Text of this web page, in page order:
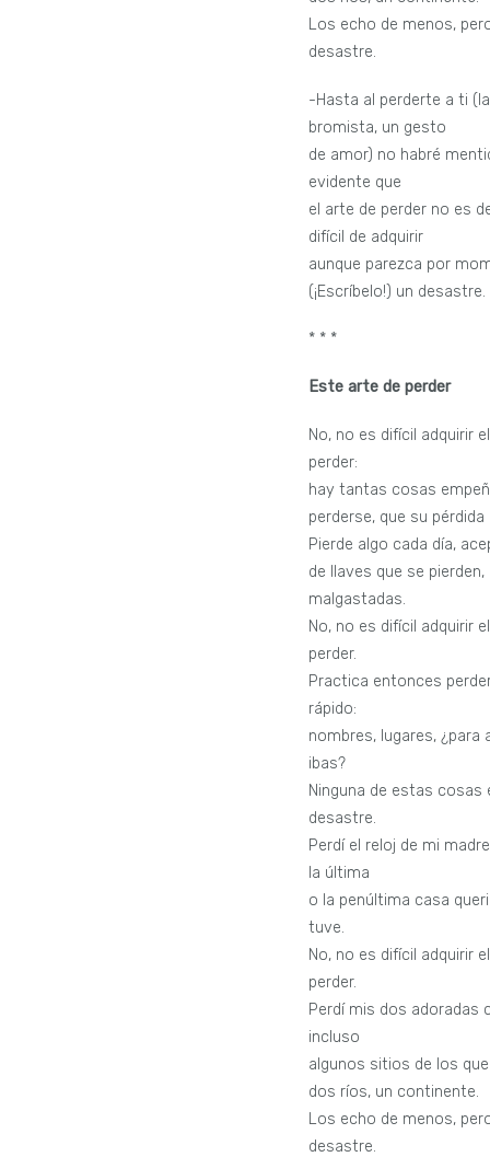
Los echo de menos,
desastre.
-Hasta al perderte a ti
bromista, un gesto
de amor) no habré
evidente que
el arte de perder no es
difícil de adquirir
aunque parezca por
(¡Escríbelo!) un desastre.
* * *
Este arte de perder
No, no es difícil adquirir
perder:
hay tantas cosas
perderse, que su
Pierde algo cada día,
de llaves que se
malgastadas.
No, no es difícil adquirir
perder.
Practica entonces
rápido:
nombres, lugares, ¿para
ibas?
Ninguna de estas cosas
desastre.
Perdí el reloj de mi
la última
o la penúltima casa
tuve.
No, no es difícil adquirir
perder.
Perdí mis dos adoradas
incluso
algunos sitios de los
dos ríos, un continente.
Los echo de menos,
desastre.